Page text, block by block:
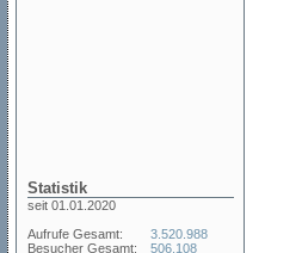
Statistik
seit 01.01.2020
Aufrufe Gesamt:
Besucher Gesamt:
3.520.988
506.108